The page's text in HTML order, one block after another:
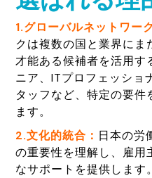
1.グローバルネットワー
クは複数の国と業界に
才能ある候補者を活用す
ニア、ITプロフェッショ
タッフなど、特定の要件
ます。
2.文化的統合： 日本の労
の重要性を理解し、雇用
なサポートを提供します